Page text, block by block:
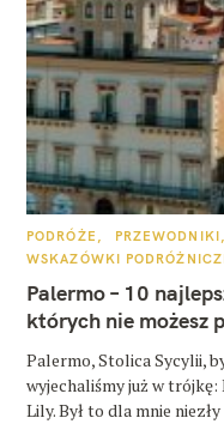
K
T
G
R
PODRÓŻE PRZEWODNIKI
WSKAZÓWKI
Palermo – 10
których nie możesz
Palermo, Stolica Sycylii,
wyjechaliśmy już w trójkę:
Lily. Był to dla mnie